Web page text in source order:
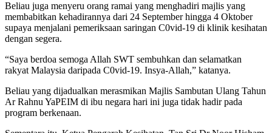
Beliau juga menyeru orang ramai yang menghadiri majlis yang
membabitkan kehadirannya dari 24 September hingga 4 Oktober
supaya menjalani pemeriksaan saringan C0vid-19 di klinik kesihatan
dengan segera.
“Saya berdoa semoga Allah SWT sembuhkan dan selamatkan
rakyat Malaysia daripada C0vid-19. Insya-Allah,” katanya.
Beliau yang dijadualkan merasmikan Majlis Sambutan Ulang Tahun
Ar Rahnu YaPEIM di ibu negara hari ini juga tidak hadir pada
program berkenaan.